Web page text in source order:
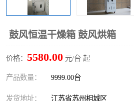
鼓风恒温干燥箱 鼓风烘箱
价格： 5580.00 元/台 起
产品数量： 9999.00台
发货地址： 江苏省苏州相城区